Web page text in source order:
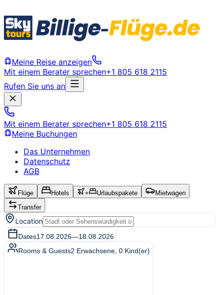
Meine Reise anzeigen
Mit einem Berater sprechen+1 805 618 2115
Rufen Sie uns an
Mit einem Berater sprechen+1 805 618 2115
Meine Buchungen
Das Unternehmen
Datenschutz
AGB
Flüge Hotels + Urlaubspakete
Mietwagen
Transfer
Location
Dates17.08.2026—18.08.2026
Rooms & Guests2 Erwachsene 0 Kind(er)